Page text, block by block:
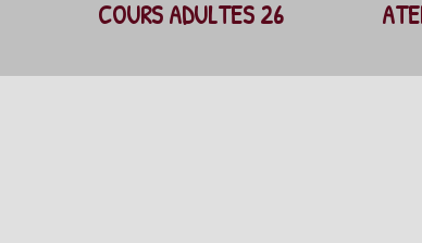
COURS ADULTES 26